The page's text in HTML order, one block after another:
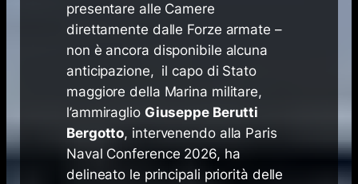
presentare alle Camere
direttamente dalle Forze armate –
non è ancora disponibile alcuna
anticipazione, il capo di Stato
maggiore della Marina militare,
l’ammiraglio Giuseppe Berutti
Bergotto, intervenendo alla Paris
Naval Conference 2026, ha
delineato le principali priorità delle